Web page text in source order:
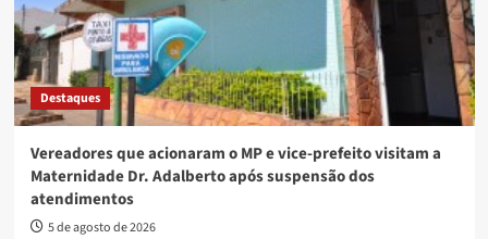
Destaques
Vereadores que acionaram o MP e vice-prefeito visitam a
Maternidade Dr. Adalberto após suspensão dos
atendimentos
5 de agosto de 2026